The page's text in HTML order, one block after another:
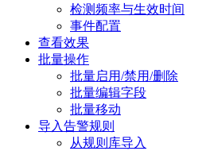
检测频率与生效时间
事件配置
查看效果
批量操作
批量启用/禁用/删除
批量编辑字段
批量移动
导入告警规则
从规则库导入